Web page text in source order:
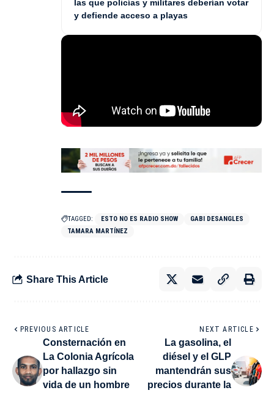
las que policías y militares deberían votar
y defiende acceso a playas
TAGGED: ESTO NO ES RADIO SHOW
GABI DESANGLES
TAMARA MARTÍNEZ
Share This Article
PREVIOUS ARTICLE
Consternación en
La Colonia Agrícola
por hallazgo sin
vida de un hombre
NEXT ARTICLE
La gasolina, el
diésel y el GLP
mantendrán sus
precios durante la